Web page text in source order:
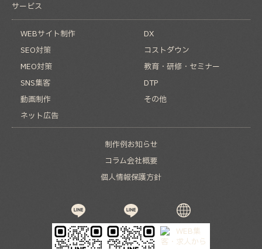
サービス
WEBサイト制作
SEO対策
MEO対策
SNS集客
動画制作
ネット広告
DX
コストダウン
教育・研修・セミナー
DTP
その他
制作例お知らせ
コラム会社概要
個人情報保護方針